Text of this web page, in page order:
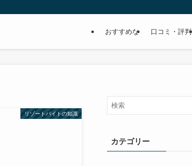
おすすめな 口コミ・評判
リゾートバイトの知識
カテゴリー